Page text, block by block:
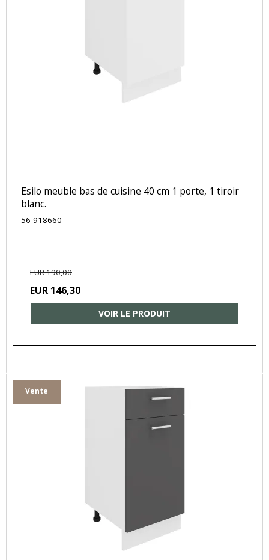
Esilo meuble bas de cuisine 40 cm 1 porte, 1 tiroir
blanc.
56-918660
EUR 190,00
EUR 146,30
VOIR LE PRODUIT
Vente